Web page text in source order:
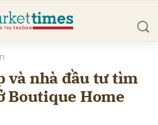
và nhà đầu tư tìm
Boutique Home